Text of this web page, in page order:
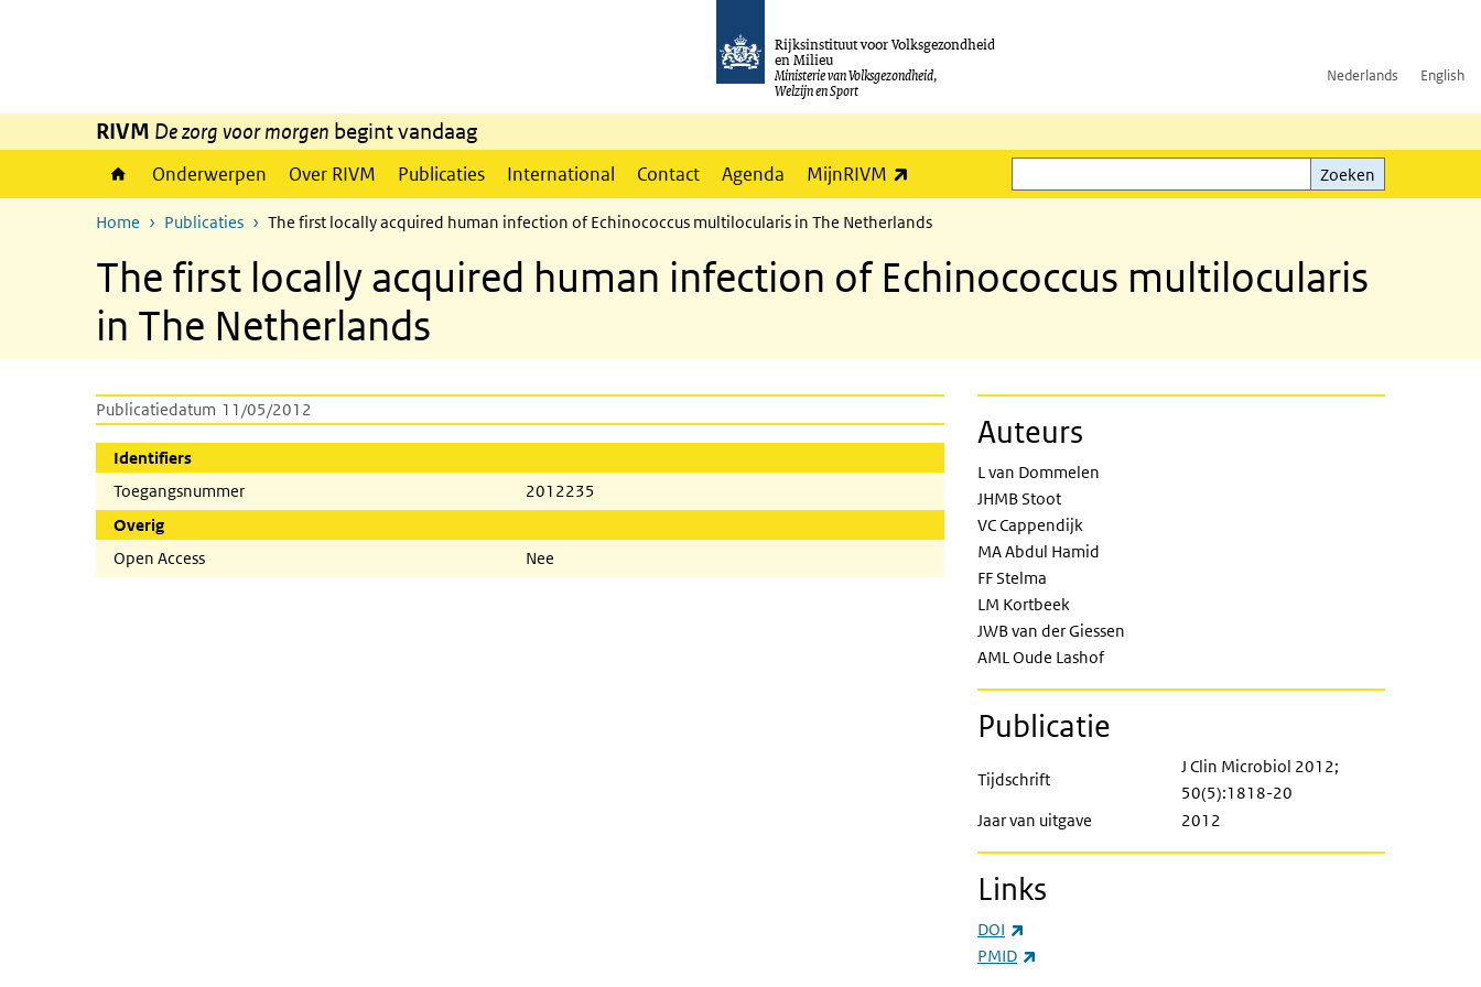
Rijksinstituut voor Volksgezondheid
en Milieu
Ministerie van Volksgezondheid,
Welzijn en Sport
Nederlands English
RIVM De zorg voor morgen begint vandaag
Onderwerpen Over RIVM Publicaties International Contact Agenda MijnRIVM
Zoeken
Zoeken
Home Publicaties The first locally acquired human infection of Echinococcus multilocularis in The Netherlands
The first locally acquired human infection of Echinococcus multilocularis
in The Netherlands
Publicatiedatum 11/05/2012
Identifiers
Toegangsnummer
2012235
Overig
Open Access
Nee
Auteurs
L van Dommelen
JHMB Stoot
VC Cappendijk
MA Abdul Hamid
FF Stelma
LM Kortbeek
JWB van der Giessen
AML Oude Lashof
Publicatie
Tijdschrift
J Clin Microbiol 2012;
50(5):1818-20
Jaar van uitgave
2012
Links
DOI
PMID